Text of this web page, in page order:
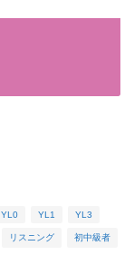
YL0 YL1 YL3
リスニング 初中級者